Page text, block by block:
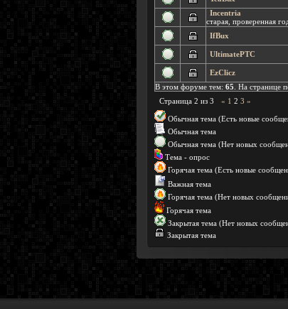
Incentria
старая, проверенная
IfBux
UltimatePTC
EzClicz
В этом форуме тем: 65 . На странице
Страница 2 из 3 « 1 2 3 »
Обычная тема (Есть новые
Обычная тема
Обычная тема (Нет новых
Тема - опрос
Горячая тема (Есть новые
Важная тема
Горячая тема (Нет новых
Горячая тема
Закрытая тема (Нет новых
Закрытая тема